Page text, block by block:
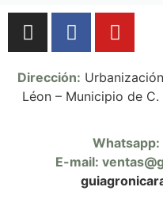
Whatsapp:
E-mail:
Dirección:
Léon – Municipio de